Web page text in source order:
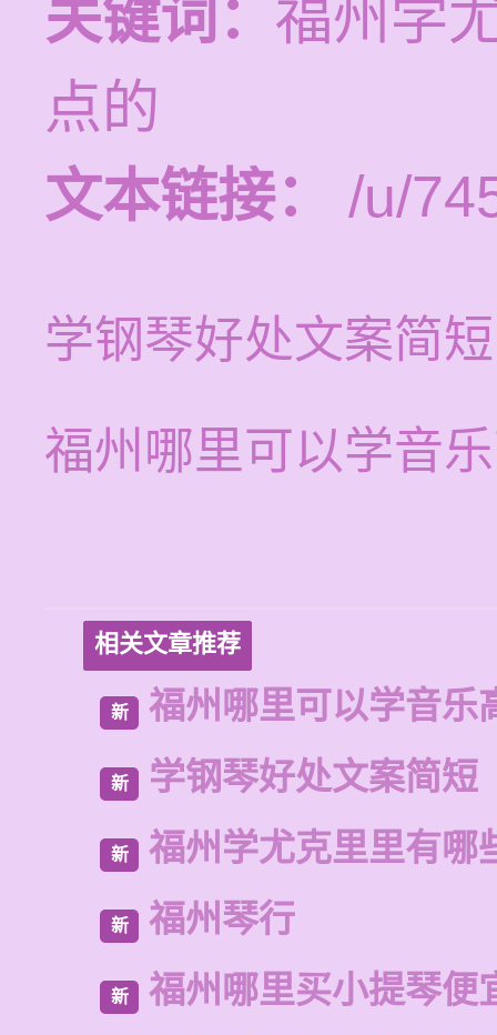
关键词： 福州学
点的
文本链接：
/u/
学钢琴好处文案简短
福州哪里可以学音
相关文章推荐
新 福州哪里可以学音乐
新 学钢琴好处文案简短
新 福州学尤克里里有哪
新 福州琴行
新 福州哪里买小提琴便